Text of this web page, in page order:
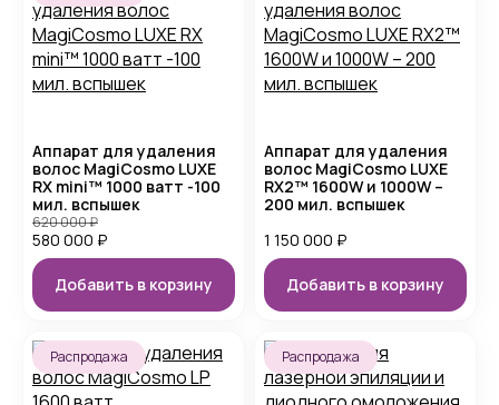
Аппарат для удаления
волос MagiCosmo LUXE
RX mini™ 1000 ватт -100
мил. вспышек
580 000 ₽
620 000₽
Добавить в корзину
Аппарат для удаления
волос MagiCosmo LUXE
RX2™ 1600W и 1000W –
200 мил. вспышек
1 150 000 ₽
Добавить в корзину
Распродажа Распродажа